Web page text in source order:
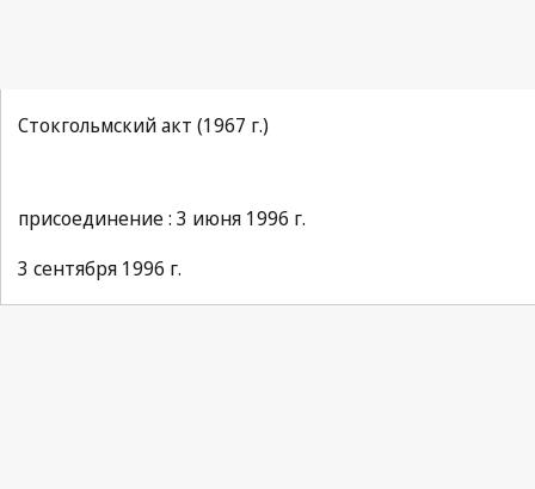
Стокгольмский акт (1967 г.)
присоединение : 3 июня 1996 г.
3 сентября 1996 г.